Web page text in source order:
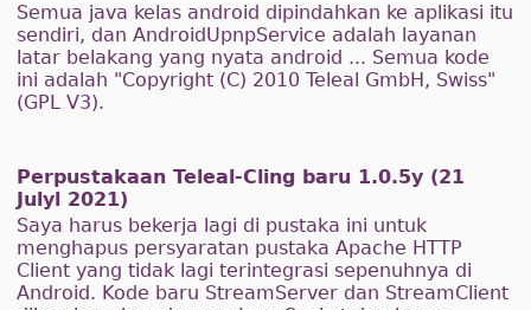
Semua java kelas android dipindahkan ke aplikasi itu
sendiri, dan AndroidUpnpService adalah layanan
latar belakang yang nyata android ... Semua kode
ini adalah "Copyright (C) 2010 Teleal GmbH, Swiss"
(GPL V3).
Perpustakaan Teleal-Cling baru 1.0.5y (21
Julyl 2021)
Saya harus bekerja lagi di pustaka ini untuk
menghapus persyaratan pustaka Apache HTTP
Client yang tidak lagi terintegrasi sepenuhnya di
Android. Kode baru StreamServer dan StreamClient